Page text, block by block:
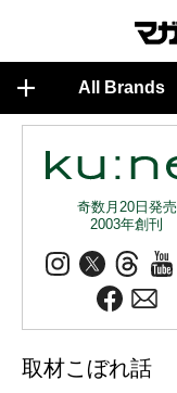
All Brands
奇数月20日発売
2003年創刊
取材こぼれ話